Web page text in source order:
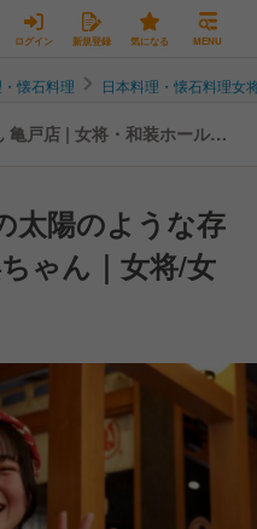
ログイン 新規登録 気になる MENU
懐石料理 日本料理・懐石料理女
戸店 | 女将・和装ホールの
太陽のような存
ゃん｜女将/女